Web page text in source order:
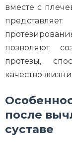
вместе с
позволяют
протезы,
качество
после
суставе